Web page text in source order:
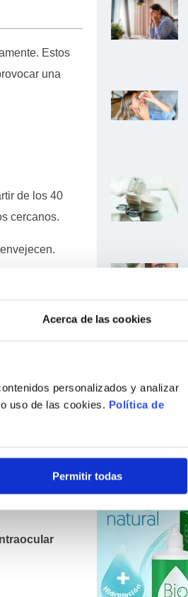
Acerca de las cookies
personalizados y analizar
uso de las cookies. Política de
Permitir todas
Estos
una
de los 40
cercanos.
lentillasson la
visión tanto
más
de luz y